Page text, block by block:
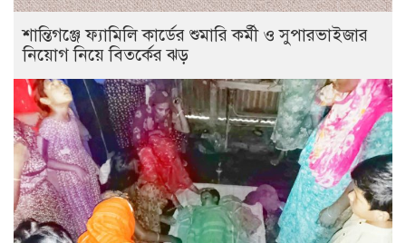
শান্তিগঞ্জে ফ্যামিলি কার্ডের শুমারি কর্মী ও সুপারভাইজার
নিয়োগ নিয়ে বিতর্কের ঝড়